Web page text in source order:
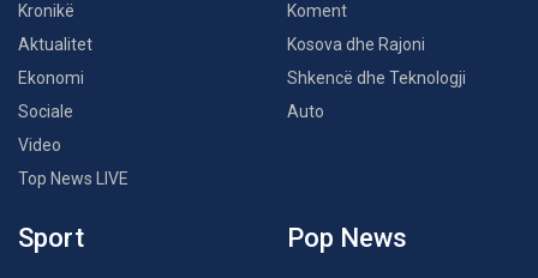
Kronikë
Aktualitet
Ekonomi
Sociale
Video
Top News LIVE
Koment
Kosova dhe Rajoni
Shkencë dhe Teknologji
Auto
Sport Pop News